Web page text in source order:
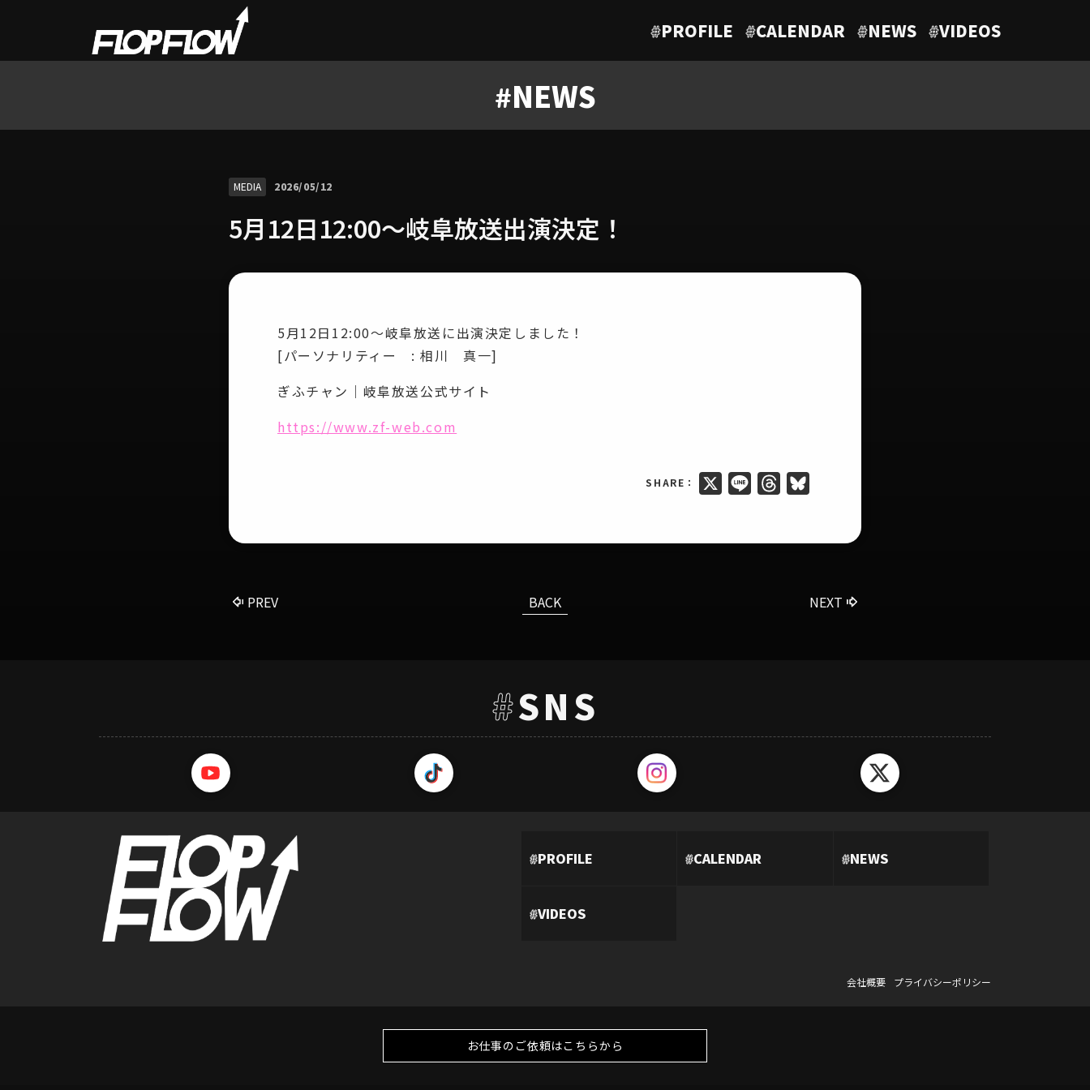
#PROFILE #CALENDAR #NEWS #VIDEOS
#NEWS
MEDIA 2026/05/12
5月12日12:00〜岐阜放送出演決定！
5月12日12:00〜岐阜放送に出演決定しました！
[パーソナリティー : 相川 真一]
ぎふチャン｜岐阜放送公式サイト
https://www.zf-web.com
SHARE：
X LineThreadsBluesky
PREV NEXT
BACK
#SNS
#PROFILE #CALENDAR #NEWS
#VIDEOS
会社概要 プライバシーポリシー
お仕事のご依頼はこちらから